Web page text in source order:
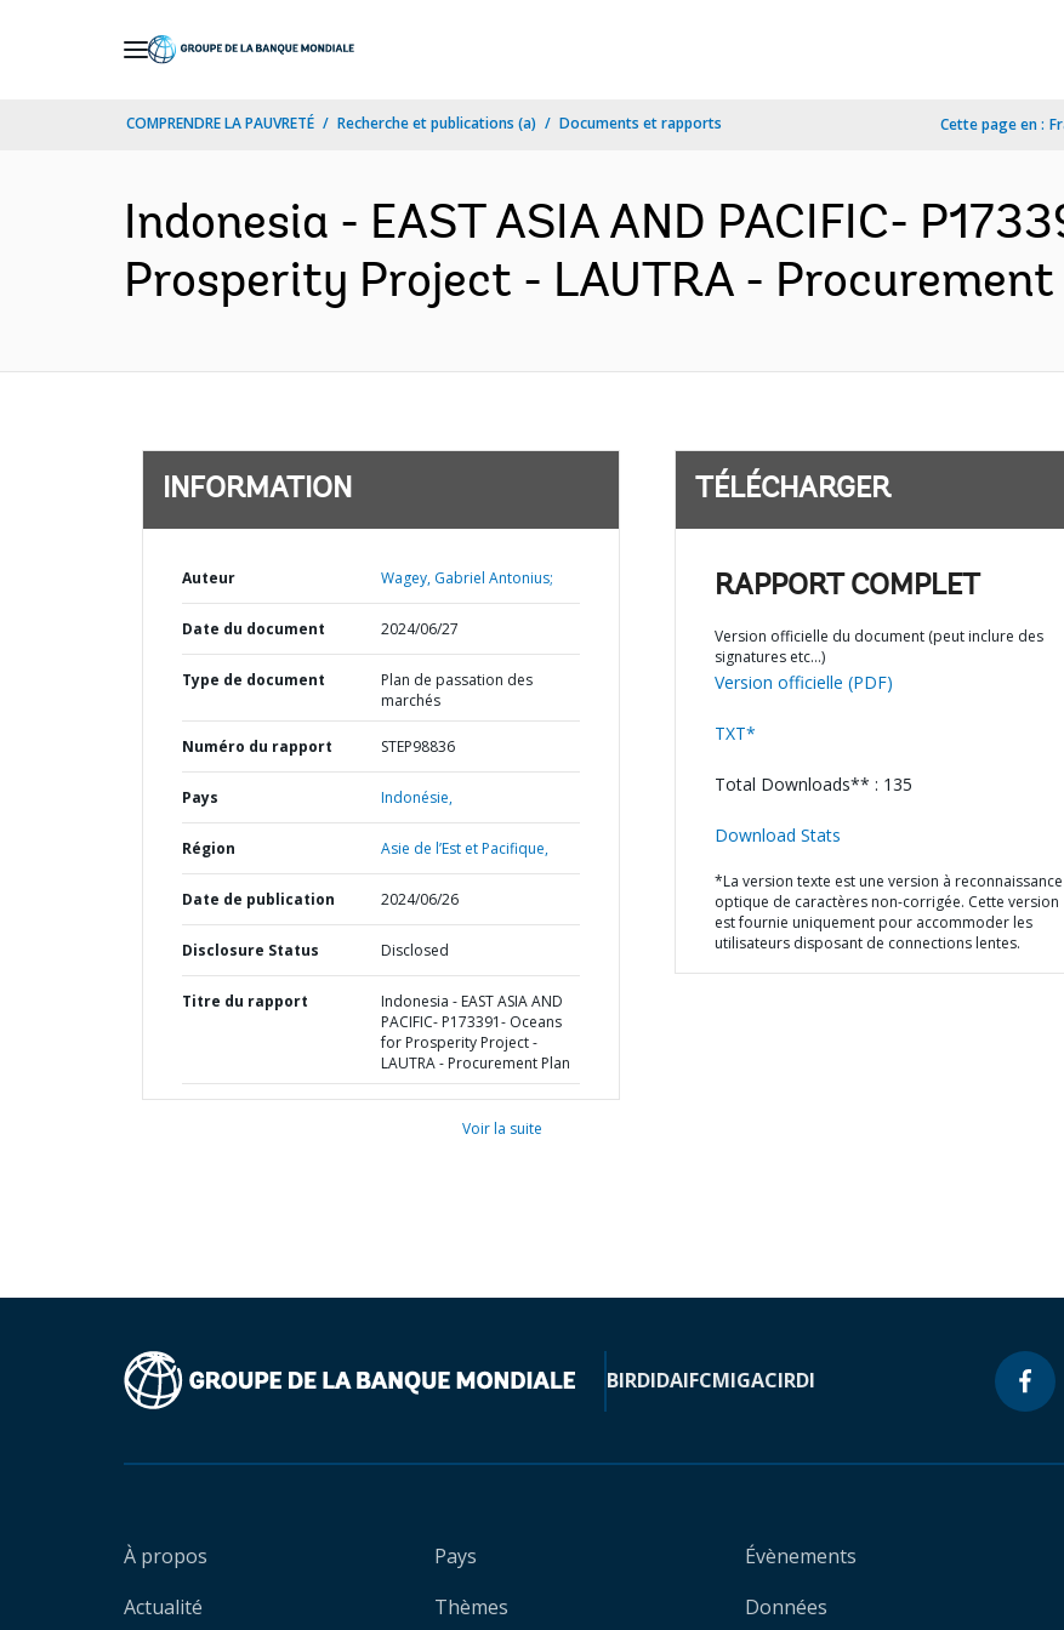
COMPRENDRE LA PAUVRETÉ Recherche et publications (a) Documents et rapports Cette page en :
Indonesia - EAST ASIA AND PACIFIC-
Prosperity Project - LAUTRA - Procurement
INFORMATION
Auteur Wagey, Gabriel Antonius;
Date du document 2024/06/27
Type de document
Plan de passation des
marchés
Numéro du rapport STEP98836
Pays Indonésie,
Région Asie de l’Est et Pacifique,
Date de publication 2024/06/26
Disclosure Status Disclosed
Titre du rapport
Indonesia - EAST ASIA AND
PACIFIC- P173391- Oceans
for Prosperity Project -
LAUTRA - Procurement Plan
Voir la suite
TÉLÉCHARGER
RAPPORT COMPLET
Version officielle du document (peut inclure des
signatures etc…)
Version officielle (PDF)
TXT*
Total Downloads** : 135
Download Stats
*La version texte est une version à reconnaissance
optique de caractères non-corrigée. Cette version
est fournie uniquement pour accommoder les
utilisateurs disposant de connections lentes.
BIRDIDAIFCMIGACIRDI
À propos
Actualité
Pays
Thèmes
Évènements
Données